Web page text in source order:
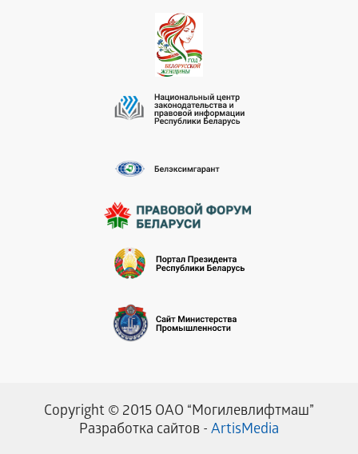
Разработка сайтов - ArtisMedia
Copyright © 2015 ОАО “Могилевлифтмаш”